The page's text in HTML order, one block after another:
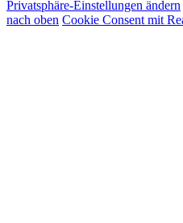
Privatsphäre-Einstellungen ändern
nach oben Cookie Consent mit